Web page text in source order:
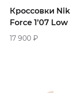
Кроссовки
Force 1’07
Black» женские
17 900 ₽